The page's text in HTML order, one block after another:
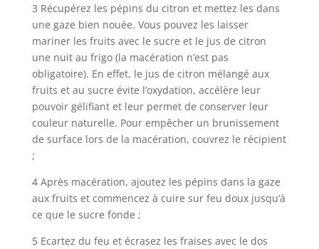
3 Récupérez les pépins du citron et mettez les dans
une gaze bien nouée. Vous pouvez les laisser
mariner les fruits avec le sucre et le jus de citron
une nuit au frigo (la macération n’est pas
obligatoire). En effet, le jus de citron mélangé aux
fruits et au sucre évite l’oxydation, accélère leur
pouvoir gélifiant et leur permet de conserver leur
couleur naturelle. Pour empêcher un brunissement
de surface lors de la macération, couvrez le récipient
;
4 Après macération, ajoutez les pépins dans la gaze
aux fruits et commencez à cuire sur feu doux jusqu’à
ce que le sucre fonde ;
5 Ecartez du feu et écrasez les fraises avec le dos